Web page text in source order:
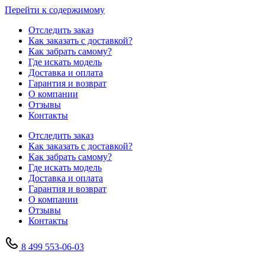
Перейти к содержимому
Отследить заказ
Как заказать с доставкой?
Как забрать самому?
Где искать модель
Доставка и оплата
Гарантия и возврат
О компании
Отзывы
Контакты
Отследить заказ
Как заказать с доставкой?
Как забрать самому?
Где искать модель
Доставка и оплата
Гарантия и возврат
О компании
Отзывы
Контакты
8 499 553-06-03